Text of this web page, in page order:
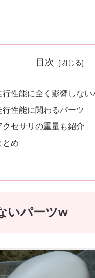
目次
行性能に全く影響しない
行性能に関わるパーツ
クセサリの重量も紹介
とめ
いパーツw